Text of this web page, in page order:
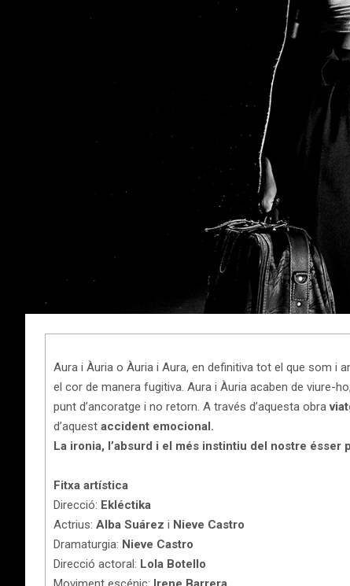
Aura i Àuria o Àuria i Aura, en definitiva tot el que som i
el cor de manera fugitiva. Aura i Àuria acaben de viure-
punt d’ancoratge i no retorn. A través d’aquesta obra
d’aquest accident emocional.
La ironia, l’absurd i el més instintiu del nostre
Fitxa artística
Direcció: Ekléctika
Actrius: Alba Suárez i Nieve Castro
Dramaturgia: Nieve Castro
Direcció actoral: Lola Botello